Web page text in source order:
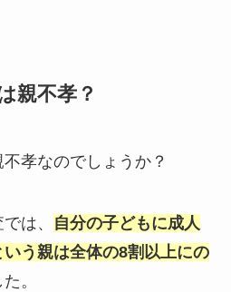
親不孝？
孝なのでしょうか？
は、
自分の子どもに成人
う親は全体の8割以上にの
。